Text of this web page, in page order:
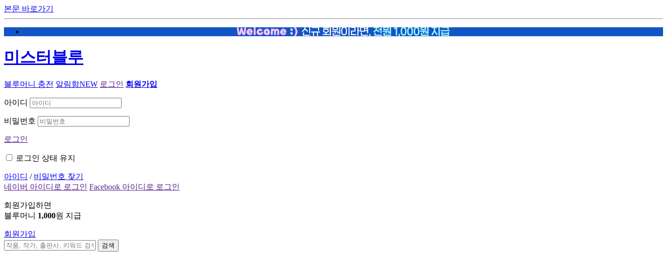
본문 바로가기
미스터블루
블루머니 충전 알림함NEW 로그인 회원가입
아이디
비밀번호
로그인
로그인 상태 유지
아이디 / 비밀번호 찾기
네이버 아이디로 로그인 Facebook 아이디로 로그인
회원가입하면
블루머니 1,000원 지급
회원가입
검색